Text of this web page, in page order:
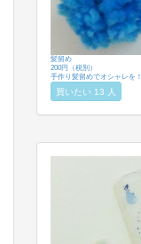
髪留め
200円（税別）
手作り髪留めでオシャレを！
買いたい 13 人